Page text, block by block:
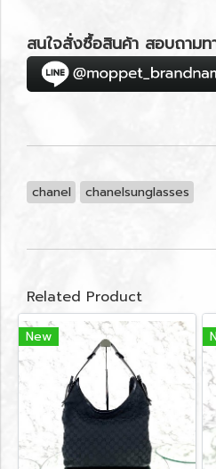
สนใจสั่งซื้อสินค้า สอบถามท
chanel chanelsunglasses
Related Product
New